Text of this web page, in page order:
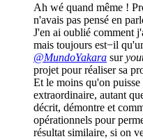
Ah wé quand même !
n'avais pas pensé en
J'en ai oublié comment
mais toujours est−il
@MundoYakara sur
projet pour réaliser sa
Et le moins qu'on
extraordinaire, autant
décrit, démontre et
opérationnels pour
résultat similaire, si on